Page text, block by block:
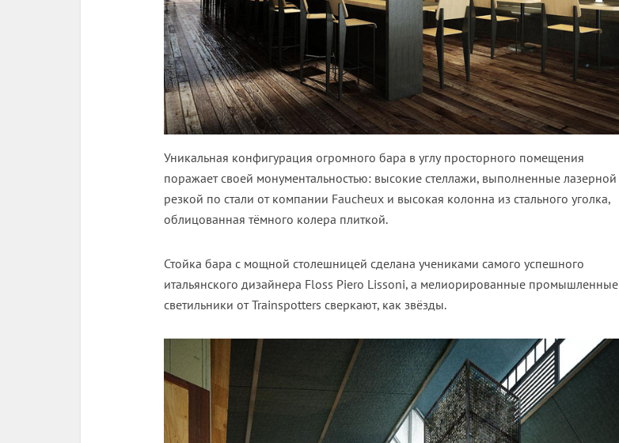
Уникальная конфигурация огромного бара в углу просторного помещения
поражает своей монументальностью: высокие стеллажи, выполненные лазерной
резкой по стали от компании Faucheux и высокая колонна из стального уголка,
облицованная тёмного колера плиткой.
Стойка бара с мощной столешницей сделана учениками самого успешного
итальянского дизайнера Floss Piero Lissoni, а мелиорированные промышленные
светильники от Trainspotters сверкают, как звёзды.